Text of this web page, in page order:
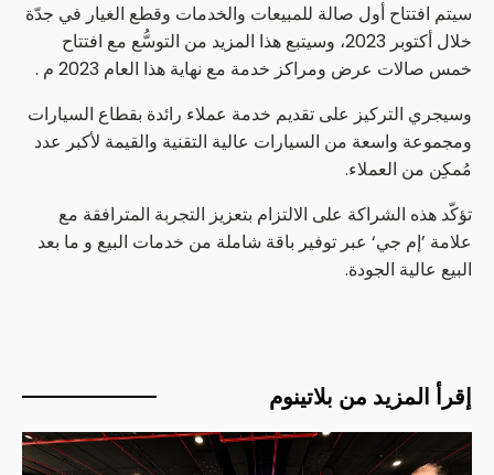
سيتم افتتاح أول صالة للمبيعات والخدمات وقطع الغيار في جدّة
خلال أكتوبر 2023، وسيتبع هذا المزيد من التوسُّع مع افتتاح
خمس صالات عرض ومراكز خدمة مع نهاية هذا العام 2023 م .
وسيجري التركيز على تقديم خدمة عملاء رائدة بقطاع السيارات
ومجموعة واسعة من السيارات عالية التقنية والقيمة لأكبر عدد
مُمكِن من العملاء.
تؤكّد هذه الشراكة على الالتزام بتعزيز التجربة المترافقة مع
علامة ’إم جي‘ عبر توفير باقة شاملة من خدمات البيع و ما بعد
البيع عالية الجودة.
إقرأ المزيد من بلاتينوم